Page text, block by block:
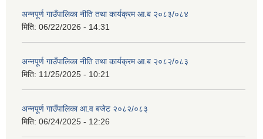
अन्नपूर्ण गाउँपालिका नीति तथा कार्यक्रम आ.ब २०८३/०८४
मिति: 06/22/2026 - 14:31
अन्नपूर्ण गाउँपालिका नीति तथा कार्यक्रम आ.ब २०८२/०८३
मिति: 11/25/2025 - 10:21
अन्नपूर्ण गाउँपालिका आ.व बजेट २०८२/०८३
मिति: 06/24/2025 - 12:26